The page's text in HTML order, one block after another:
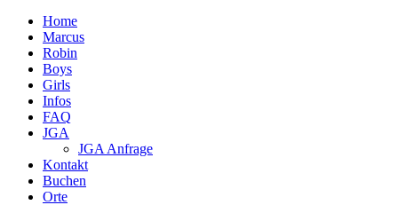
Home
Marcus
Robin
Boys
Girls
Infos
FAQ
JGA
JGA Anfrage
Kontakt
Buchen
Orte